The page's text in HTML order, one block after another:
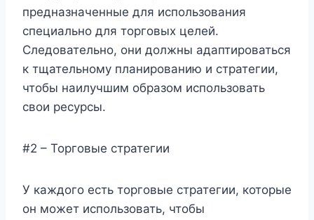
предназначенные для использования
специально для торговых целей.
Следовательно, они должны адаптироваться
к тщательному планированию и стратегии,
чтобы наилучшим образом использовать
свои ресурсы.
#2 – Торговые стратегии
У каждого есть торговые стратегии, которые
он может использовать, чтобы